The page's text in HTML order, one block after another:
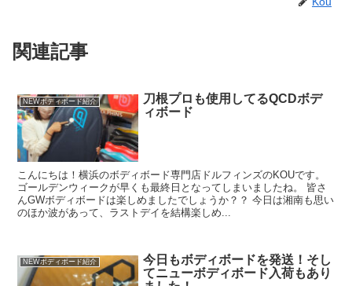
関連記事
NEWボディボード紹介
刀根プロも使用してるQCDボデ
ィボード
こんにちは！横浜のボディボード専門店ドルフィンズのKOUです。
ゴールデンウィークが早くも最終日となってしまいましたね。 皆さ
んGWボディボードは楽しめましたでしょうか？？ 今日は湘南も思い
のほか波があって、ラストデイを結構楽しめ...
NEWボディボード紹介
今日もボディボードを発送！そし
てニューボディボード入荷もあり